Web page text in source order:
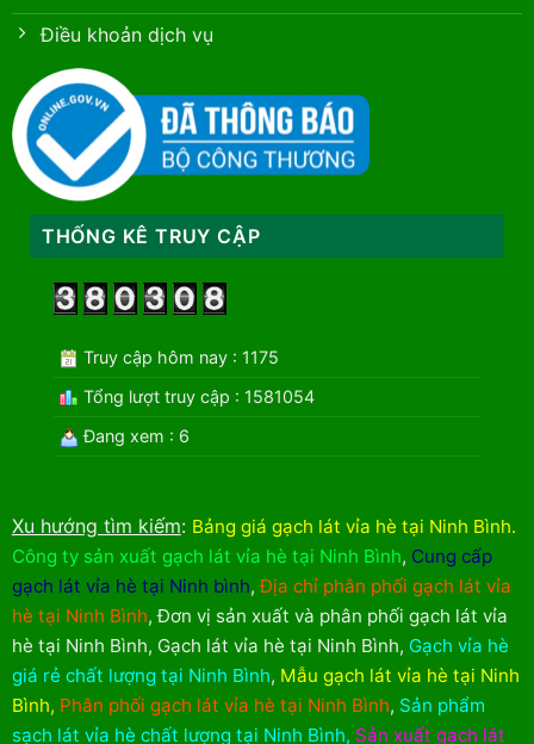
Điều khoản dịch vụ
THỐNG KÊ TRUY CẬP
Truy cập hôm nay : 1175
Tổng lượt truy cập : 1581054
Đang xem : 6
Xu hướng tìm kiếm: Bảng giá gạch lát vỉa hè tại Ninh Bình.
Công ty sản xuất gạch lát vỉa hè tại Ninh Bình, Cung cấp
gạch lát vỉa hè tại Ninh bình,Địa chỉ phân phối gạch lát vỉa
hè tại Ninh Bình,Đơn vị sản xuất và phân phối gạch lát vỉa
hè tại Ninh Bình, Gạch lát vỉa hè tại Ninh Bình, Gạch vỉa hè
giá rẻ chất lượng tại Ninh Bình, Mẫu gạch lát vỉa hè tại Ninh
Bình, Phân phối gạch lát vỉa hè tại Ninh Bình, Sản phẩm
sạch lát vỉa hè chất lượng tại Ninh Bình, Sản xuất gạch lát